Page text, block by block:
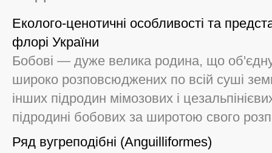
Еколого-ценотичні особливості та
флорі України
Бобові — дуже велика родина, що
широко розповсюджених по всій суші
інших підродин мімозових і
підродині бобових за широтою свого
Ряд вугреподібні (Anguilliformes)